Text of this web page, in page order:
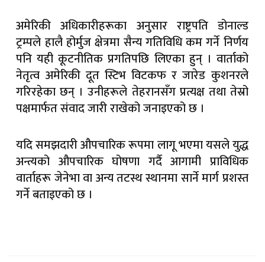
अमेरिकी अधिकारीहरूका अनुसार राष्ट्रपति डोनाल्ड
ट्रम्पले हालै होर्मुज क्षेत्रमा सैन्य गतिविधि कम गर्ने निर्णय
पनि यही कूटनीतिक प्रगतिपछि लिएका हुन् । वार्ताको
नेतृत्व अमेरिकी दूत स्टिभ विटकफ र जारेड कुशनरले
गरिरहेका छन् । उनीहरूले तेहरानसँग प्रत्यक्ष तथा तेस्रो
पक्षमार्फत संवाद जारी राखेको जनाइएको छ ।
यदि समझदारी औपचारिक रूपमा लागू भएमा यसले युद्ध
अन्त्यको औपचारिक घोषणा गर्दै आगामी प्राविधिक
वार्ताहरू जेनेभा वा अन्य तटस्थ स्थानमा सार्ने मार्ग प्रशस्त
गर्ने बताइएको छ ।